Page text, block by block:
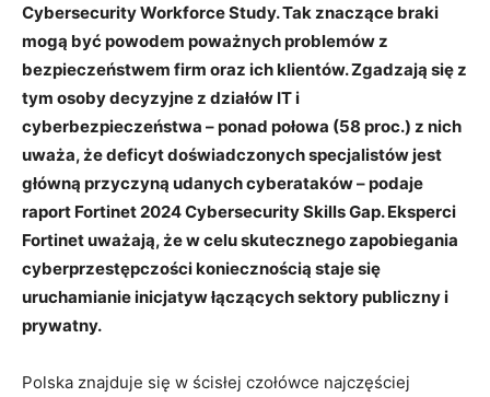
Cybersecurity Workforce Study.Tak znaczące braki
mogą być powodem poważnych problemów z
bezpieczeństwem firm oraz ich klientów. Zgadzają się z
tym osoby decyzyjne z działów IT i
cyberbezpieczeństwa – ponad połowa (58 proc.) z nich
uważa, że deficyt doświadczonych specjalistów jest
główną przyczyną udanych cyberataków – podaje
raport Fortinet 2024 Cybersecurity Skills Gap.Eksperci
Fortinet uważają, że w celu skutecznego zapobiegania
cyberprzestępczości koniecznością staje się
uruchamianie inicjatyw łączących sektory publiczny i
prywatny.
Polska znajduje się w ścisłej czołówce najczęściej